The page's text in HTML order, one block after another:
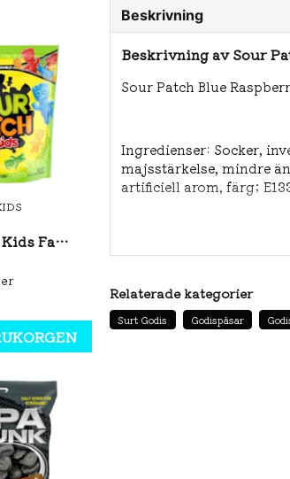
Sour Patch Kids Family Size 816g
Beskrivning
Beskrivning av Sour
Sour Patch Blue
Ingredienser: Socker,
majsstärkelse, mindre
artificiell arom, färg;
Energi:1534kJ/367kcal/
Relaterade kategorier
Surt Godis Godispåsar